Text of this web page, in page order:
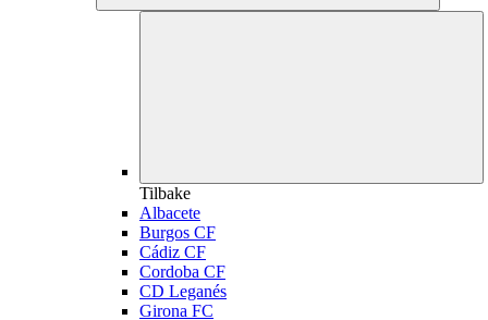
Tilbake
Albacete
Burgos CF
Cádiz CF
Cordoba CF
CD Leganés
Girona FC